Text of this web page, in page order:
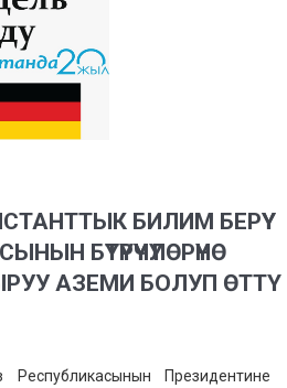
БИЛИМ БЕРҮҮ
БҮТҮРҮҮЧҮЛӨРҮНӨ
АЗЕМИ БОЛУП ӨТТҮ
Республикасынын Президентине